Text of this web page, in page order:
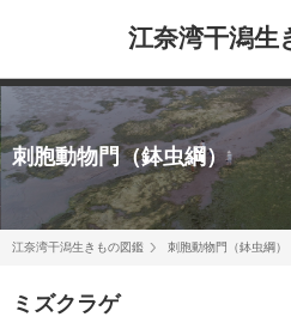
江奈湾干潟生
刺胞動物門（鉢虫綱）
江奈湾干潟生きもの図鑑 刺胞動物門（鉢虫綱）
ミズクラゲ